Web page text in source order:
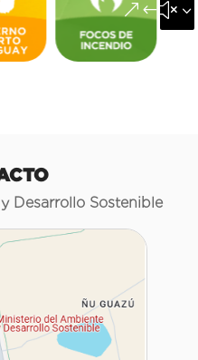
Desarrollo Sostenible